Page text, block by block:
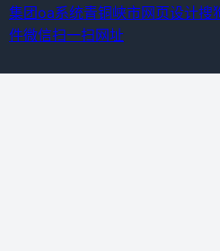
集团oa系统青铜峡市网页设计搜
件微信扫一扫网址